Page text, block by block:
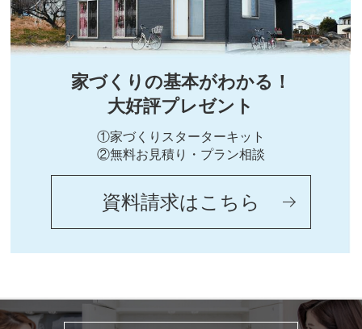
家づくりの基本がわかる！
大好評プレゼント
①家づくりスターターキット
②無料お見積り・プラン相談
資料請求はこちら